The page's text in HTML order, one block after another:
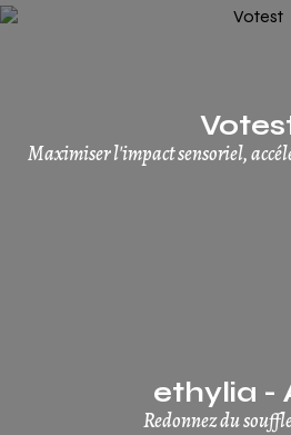
Maximiser l'impact sensoriel,
ethylia -
Redonnez du